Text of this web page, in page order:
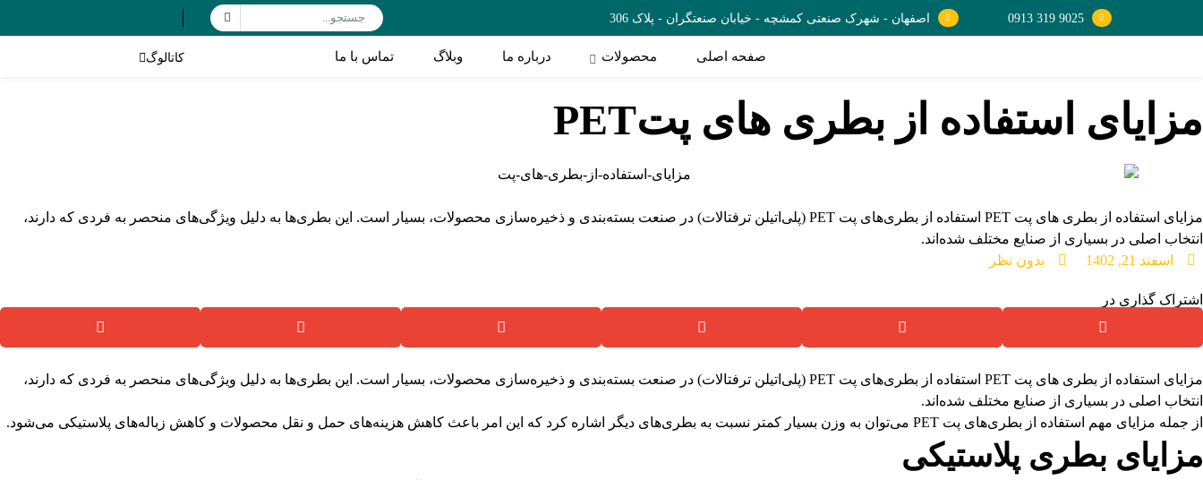
9025 319 0913 اصفهان - شهرک صنعتی کمشچه - خیابان صنعتگران - پلاک 306
صفحه اصلی محصولات درباره ما وبلاگ تماس با ما کاتالوگ
مزایای استفاده از بطری های پتPET
مزایای استفاده از بطری های پت PET استفاده از بطری‌های پت PET (پلی‌اتیلن ترفتالات) در صنعت بسته‌بندی و ذخیره‌سازی محصولات، بسیار است. این بطری‌ها به دلیل ویژگی‌های منحصر به فردی که دارند،
انتخاب اصلی در بسیاری از صنایع مختلف شده‌اند.
اسفند 21, 1402
بدون نظر
اشتراک گذاری در
مزایای استفاده از بطری های پت PET استفاده از بطری‌های پت PET (پلی‌اتیلن ترفتالات) در صنعت بسته‌بندی و ذخیره‌سازی محصولات، بسیار است. این بطری‌ها به دلیل ویژگی‌های منحصر به فردی که دارند،
انتخاب اصلی در بسیاری از صنایع مختلف شده‌اند.
از جمله مزایای مهم استفاده از بطری‌های پت PET می‌توان به وزن بسیار کمتر نسبت به بطری‌های دیگر اشاره کرد که این امر باعث کاهش هزینه‌های حمل و نقل محصولات و کاهش زباله‌های پلاستیکی می‌شود.
مزایای بطری پلاستیکی